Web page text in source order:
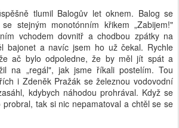
tlumil Balogův let oknem. Balog se
stejným monotónním křikem „Zabijem!"
vchodem dovnitř a chodbou zpátky na
bajonet a navíc jsem ho už čekal. Rychle
ač bylo odpoledne, že by měl jít spát a
na „regál", jak jsme říkali postelím. Tou
i Zdeněk Pražák se železnou vodovodní
kdybych náhodou prohrával. Když se
tak si nic nepamatoval a chtěl se se